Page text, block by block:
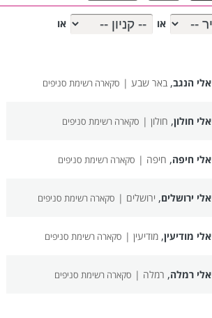
או או
הנגב,באר שבע | סקארה רשימת סניפים
חולון, חולון | סקארה רשימת סניפים
חיפה, חיפה | סקארה רשימת סניפים
ירושלים, ירושלים | סקארה רשימת סניפים
מודיעין,מודיעין | סקארה רשימת סניפים
רמלה, רמלה | סקארה רשימת סניפים